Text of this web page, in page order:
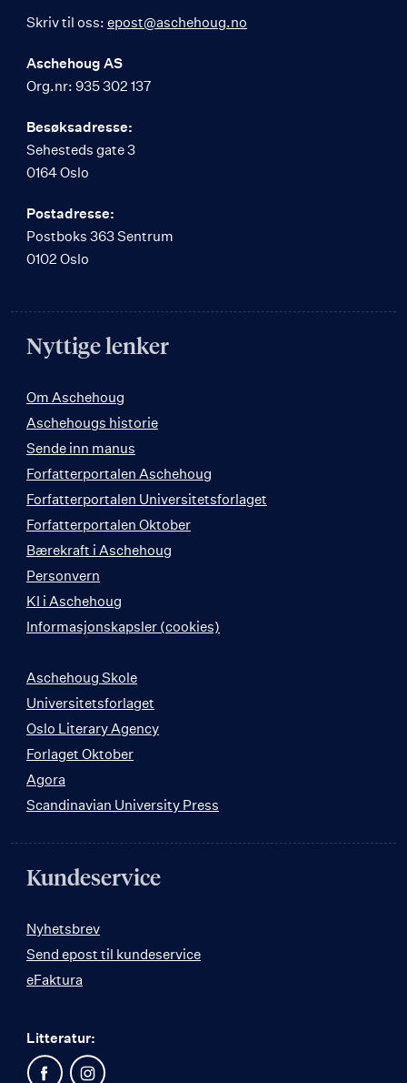
Skriv til oss: epost@aschehoug.no
Aschehoug AS
Org.nr: 935 302 137
Besøksadresse:
Sehesteds gate 3
0164 Oslo
Postadresse:
Postboks 363 Sentrum
0102 Oslo
Nyttige lenker
Om Aschehoug
Aschehougs historie
Sende inn manus
Forfatterportalen Aschehoug
Forfatterportalen Universitetsforlaget
Forfatterportalen Oktober
Bærekraft i Aschehoug
Personvern
KI i Aschehoug
Informasjonskapsler (cookies)
Aschehoug Skole
Universitetsforlaget
Oslo Literary Agency
Forlaget Oktober
Agora
Scandinavian University Press
Kundeservice
Nyhetsbrev
Send epost til kundeservice
eFaktura
Litteratur: